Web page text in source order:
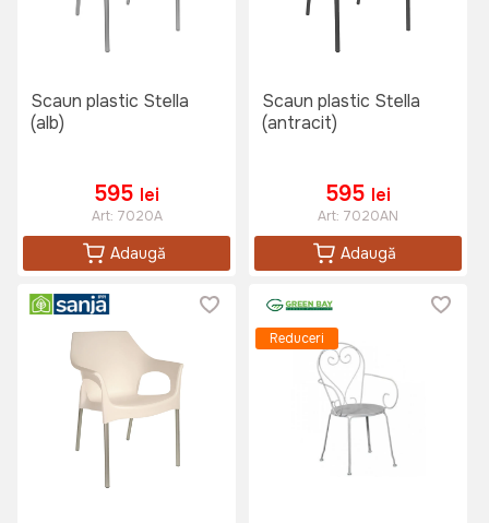
Scaun plastic Stella
(alb)
595 lei
Art: 7020A
Adaugă
Scaun plastic Stella
(antracit)
595 lei
Art: 7020AN
Adaugă
Reduceri